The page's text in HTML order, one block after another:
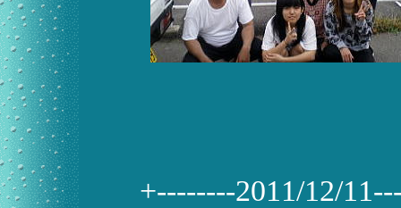
+--------2011/12/